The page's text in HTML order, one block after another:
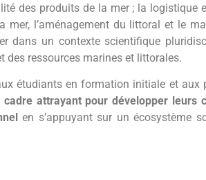
des produits de la mer ; la logistique
mer, l’aménagement du littoral et le
dans un contexte scientifique
des ressources marines et littorales.
étudiants en formation initiale et aux
cadre attrayant pour développer leurs
en s’appuyant sur un écosystème